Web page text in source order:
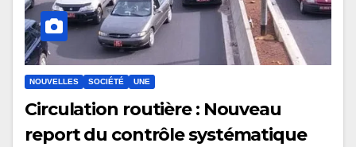
NOUVELLES SOCIÉTÉ UNE
Circulation routière : Nouveau
report du contrôle systématique